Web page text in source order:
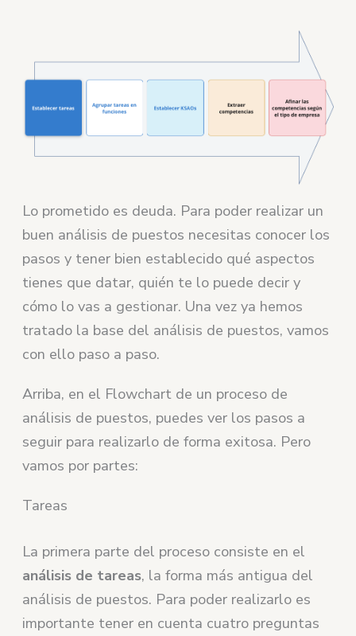
Lo prometido es deuda. Para poder realizar un
buen análisis de puestos necesitas conocer los
pasos y tener bien establecido qué aspectos
tienes que datar, quién te lo puede decir y
cómo lo vas a gestionar. Una vez ya hemos
tratado la base del análisis de puestos, vamos
con ello paso a paso.
Arriba, en el Flowchart de un proceso de
análisis de puestos, puedes ver los pasos a
seguir para realizarlo de forma exitosa. Pero
vamos por partes:
Tareas
La primera parte del proceso consiste en el
análisis de tareas, la forma más antigua del
análisis de puestos. Para poder realizarlo es
importante tener en cuenta cuatro preguntas